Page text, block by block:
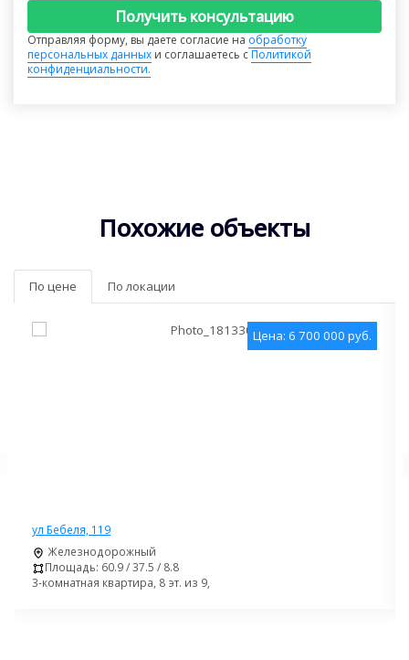
Получить консультацию
Отправляя форму, вы даете согласие на обработку
персональных данных и соглашаетесь сПолитикой
конфиденциальности.
Похожие объекты
По цене По локации
Цена: 6 700 000 руб.
ул Бебеля, 119
Железнодорожный
Площадь: 60.9 / 37.5 / 8.8
3-комнатная квартира, 8 эт. из 9,